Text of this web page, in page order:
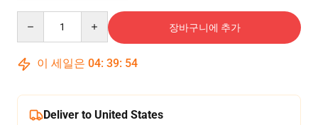
장바구니에 추가
이 세일은 04: 39: 54
Deliver to United States